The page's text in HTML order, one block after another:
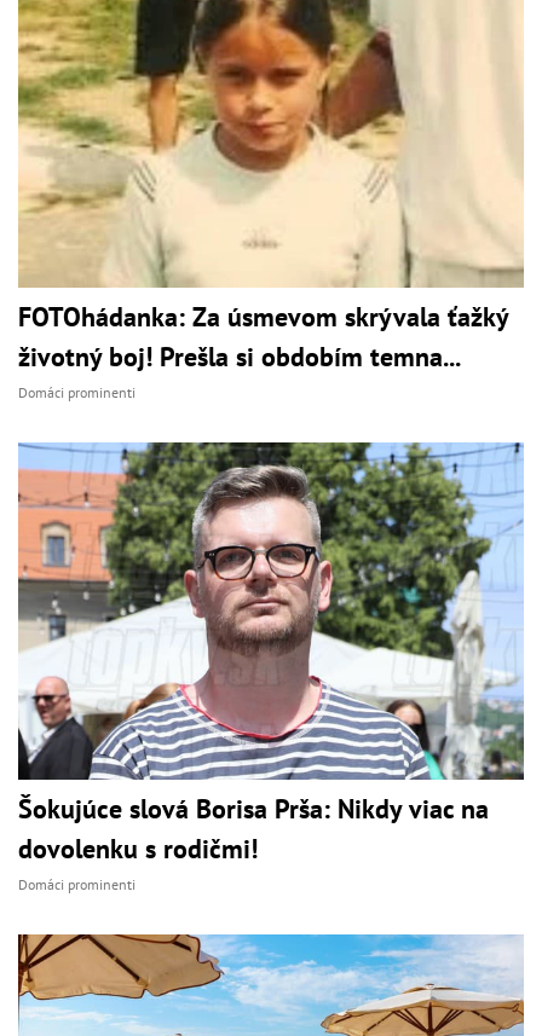
FOTOhádanka: Za úsmevom skrývala ťažký
životný boj! Prešla si obdobím temna...
Domáci prominenti
Šokujúce slová Borisa Prša: Nikdy viac na
dovolenku s rodičmi!
Domáci prominenti